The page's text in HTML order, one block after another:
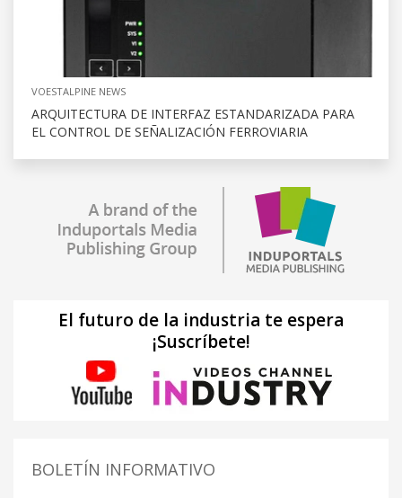
VOESTALPINE NEWS
ARQUITECTURA DE INTERFAZ ESTANDARIZADA PARA
EL CONTROL DE SEÑALIZACIÓN FERROVIARIA
El futuro de la industria te espera
¡Suscríbete!
BOLETÍN INFORMATIVO